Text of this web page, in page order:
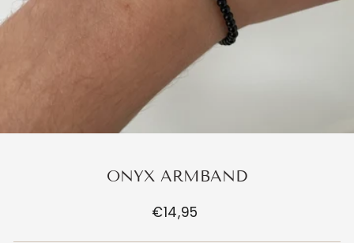
ONYX ARMBAND
Normale
€14,95